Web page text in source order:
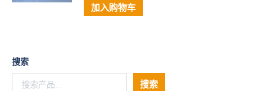
加入购物车
搜索
搜索